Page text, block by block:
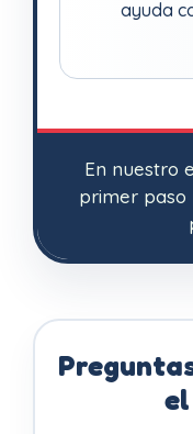
ayuda
En nuestro
primer paso